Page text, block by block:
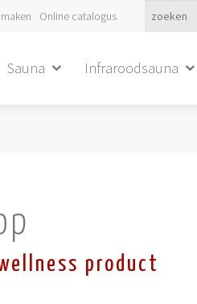
Online catalogus
Sauna Infraroodsauna
product